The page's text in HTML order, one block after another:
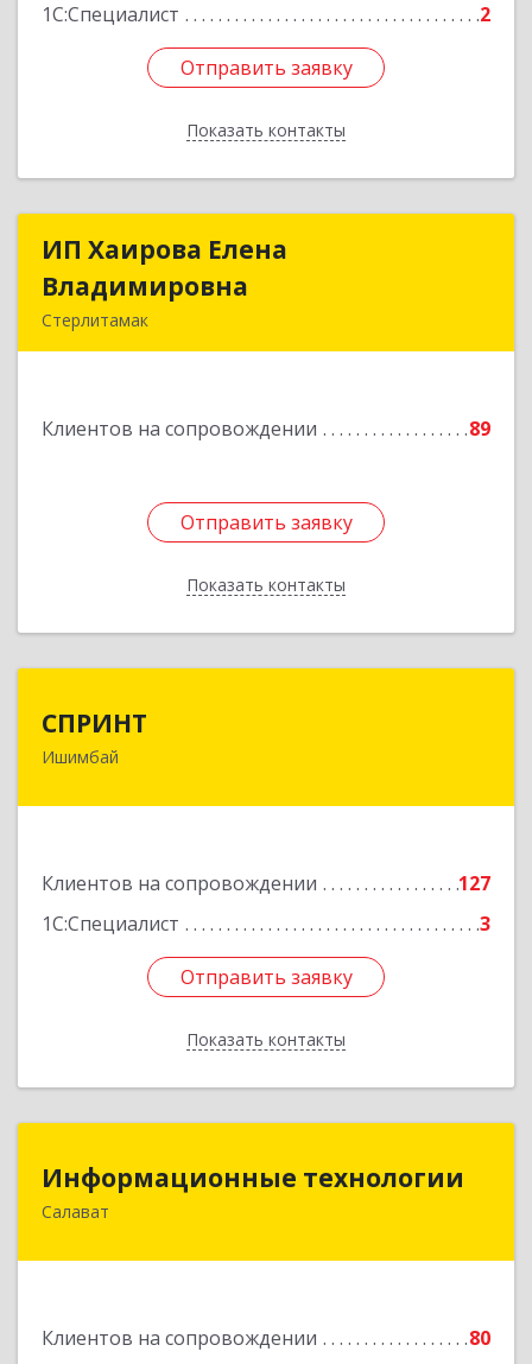
1С:Специалист
2
Отправить заявку
Показать контакты
Отправить заявку
Назад
ИП Хаирова Елена
Владимировна
Стерлитамак
Клиентов на сопровождении 89
Отправить заявку
Показать контакты
ИП Хаирова Елена
Отправить заявку
Назад
СПРИНТ
Ишимбай
Клиентов на сопровождении
127
1С:Специалист
3
Отправить заявку
Показать контакты
453201, Башкортостан Респ, Ишимбайский р-н,
Отправить заявку
Назад
Информационные технологии
Салават
Клиентов на сопровождении 80
Информационные технологии